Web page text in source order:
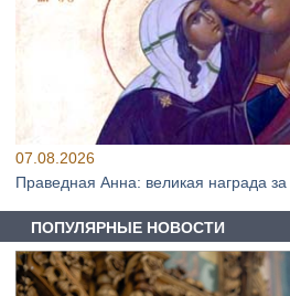
07.08.2026
Праведная Анна: великая награда
ПОПУЛЯРНЫЕ НОВОСТИ